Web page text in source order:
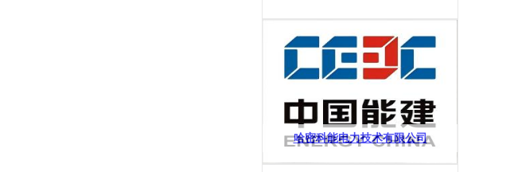
哈密科能电力技术有限公司